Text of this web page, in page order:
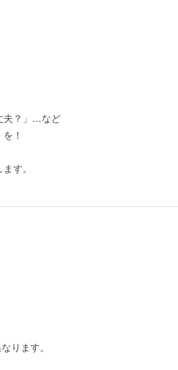
夫？」…など
！
す。
ります。